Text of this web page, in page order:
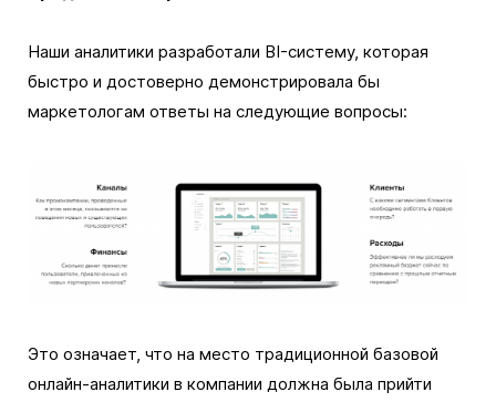
Наши аналитики разработали BI-систему, которая
быстро и достоверно демонстрировала бы
маркетологам ответы на следующие вопросы:
Это означает, что на место традиционной базовой
онлайн-аналитики в компании должна была прийти